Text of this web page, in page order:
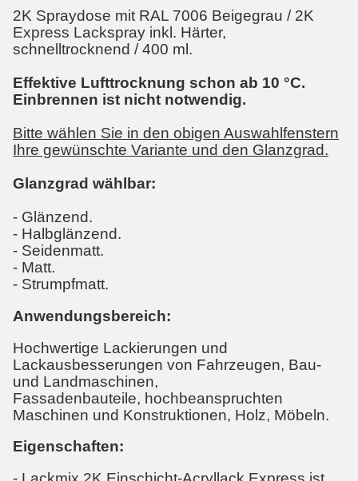
2K Spraydose mit RAL 7006 Beigegrau / 2K
Express Lackspray inkl. Härter,
schnelltrocknend / 400 ml.
Effektive Lufttrocknung schon ab 10 °C.
Einbrennen ist nicht notwendig.
Bitte wählen Sie in den obigen Auswahlfenstern
Ihre gewünschte Variante und den Glanzgrad.
Glanzgrad wählbar:
- Glänzend.
- Halbglänzend.
- Seidenmatt.
- Matt.
- Strumpfmatt.
Anwendungsbereich:
Hochwertige Lackierungen und
Lackausbesserungen von Fahrzeugen, Bau-
und Landmaschinen,
Fassadenbauteile, hochbeanspruchten
Maschinen und Konstruktionen, Holz, Möbeln.
Eigenschaften: